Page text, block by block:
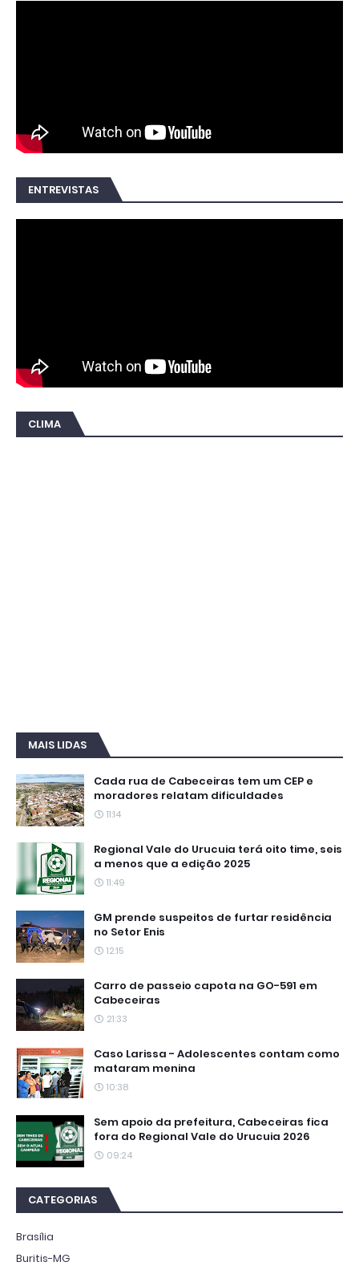
ENTREVISTAS
CLIMA
MAIS LIDAS
Cada rua de Cabeceiras tem um CEP e
moradores relatam dificuldades
11:14
Regional Vale do Urucuia terá oito time, seis
a menos que a edição 2025
11:49
GM prende suspeitos de furtar residência
no Setor Enis
12:15
Carro de passeio capota na GO-591 em
Cabeceiras
21:33
Caso Larissa - Adolescentes contam como
mataram menina
10:38
Sem apoio da prefeitura, Cabeceiras fica
fora do Regional Vale do Urucuia 2026
09:24
CATEGORIAS
Brasília
Buritis-MG